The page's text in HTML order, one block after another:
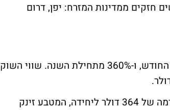
חזקים ממדינות המזרח: יפן, דרום
הזינוק הערב מצטרף למהלך של עלייה חד של 60% מתחילת החודש, ו-360% מתחילת השנה. שווי השוק
אך הביטקוין לא לבד, מטבע האיתריום קופץ גם 5% ונסחר ברמה של 364 דולר ליחידה, המטבע זינק